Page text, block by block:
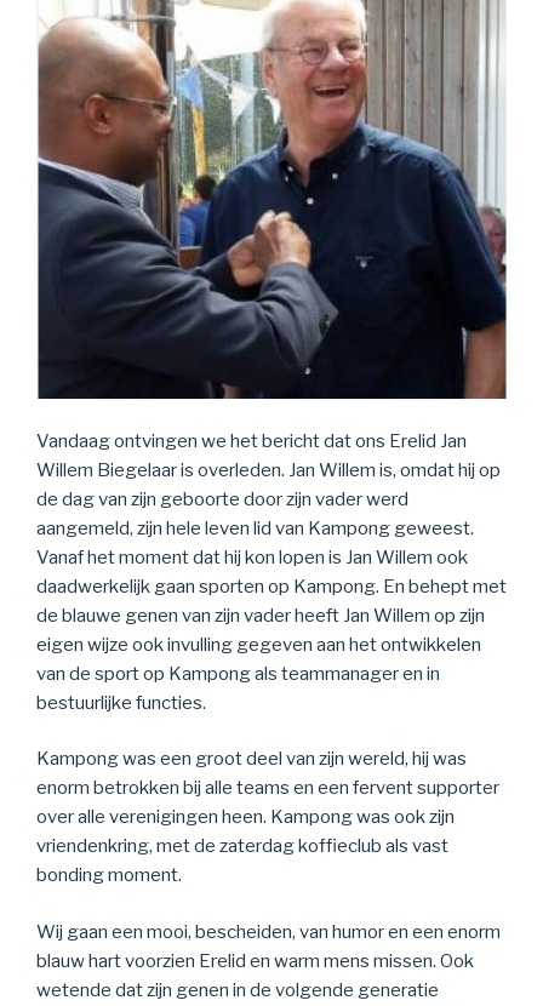
Vandaag ontvingen we het bericht dat ons Erelid Jan
Willem Biegelaar is overleden. Jan Willem is, omdat hij op
de dag van zijn geboorte door zijn vader werd
aangemeld, zijn hele leven lid van Kampong geweest.
Vanaf het moment dat hij kon lopen is Jan Willem ook
daadwerkelijk gaan sporten op Kampong. En behept met
de blauwe genen van zijn vader heeft Jan Willem op zijn
eigen wijze ook invulling gegeven aan het ontwikkelen
van de sport op Kampong als teammanager en in
bestuurlijke functies.
Kampong was een groot deel van zijn wereld, hij was
enorm betrokken bij alle teams en een fervent supporter
over alle verenigingen heen. Kampong was ook zijn
vriendenkring, met de zaterdag koffieclub als vast
bonding moment.
Wij gaan een mooi, bescheiden, van humor en een enorm
blauw hart voorzien Erelid en warm mens missen. Ook
wetende dat zijn genen in de volgende generatie